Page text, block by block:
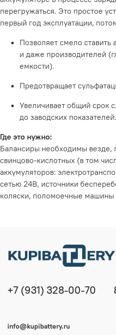
перегружаться. Это простое
первый год эксплуатации,
Позволяет смело ставить
и даже производителей
емкости).
Предотвращает
Увеличивает общий срок
до заводских показателей.
Где это нужно:
Балансиры необходимы везде,
свинцово-кислотных (в том
аккумуляторов:
сетью 24В, источники
коляски, поломоечные машины
+7 (931) 328-00-70
info@kupibattery.ru